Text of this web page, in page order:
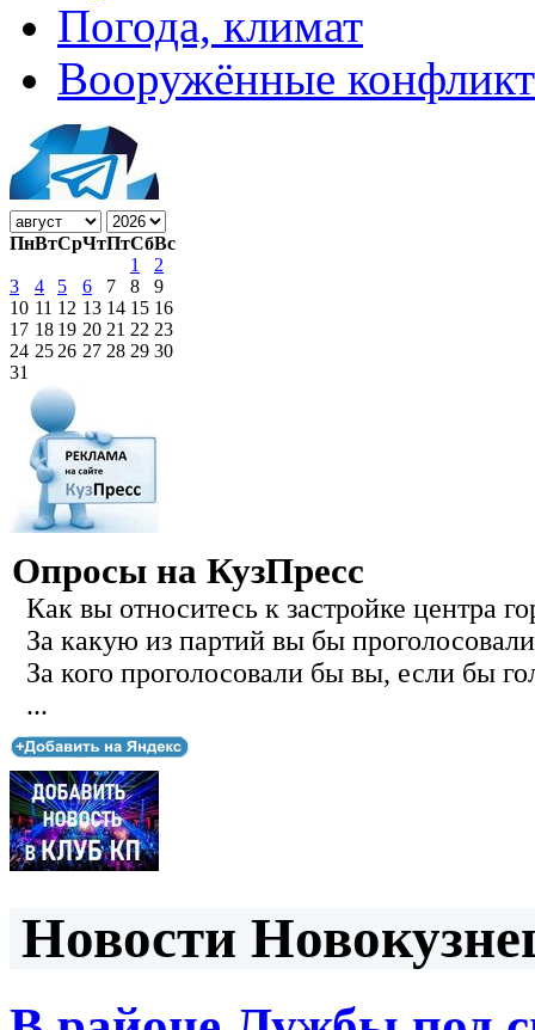
Погода, климат
Вооружённые
ПнВтСрЧтПтСбВс
1
2
3
4 5 6 7 8
9
10 11 12 13 14 15 16
17 18 19 20 21 22 23
24 25 26 27 28 29 30
31
Опросы на КузПресс
Как вы относитесь к застройке центра
За какую из партий вы бы
За кого проголосовали бы вы, если бы
...
Новости